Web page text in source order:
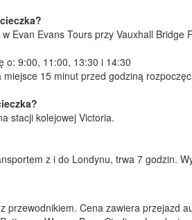
Evan Evans Tours przy Vauxhall
o: 9:00, 11:00, 13:30 i 14:30
15 minut przed godziną
stacji kolejowej Victoria.
z i do Londynu, trwa 7 godzin.
przewodnikiem. Cena zawiera przejazd